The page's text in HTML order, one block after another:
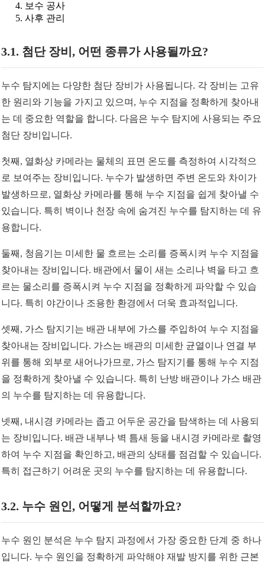
보수 공사
사후 관리
3.1. 첨단 장비, 어떤 종류가 사용될까요?
누수 탐지에는 다양한 첨단 장비가 사용됩니다. 각 장비는 고유
한 원리와 기능을 가지고 있으며, 누수 지점을 정확하게 찾아내
는 데 중요한 역할을 합니다. 다음은 누수 탐지에 사용되는 주요
첨단 장비입니다.
첫째, 열화상 카메라는 물체의 표면 온도를 측정하여 시각적으
로 보여주는 장비입니다. 누수가 발생하면 주변 온도와 차이가
발생하므로, 열화상 카메라를 통해 누수 지점을 쉽게 찾아낼 수
있습니다. 특히 벽이나 천장 속에 숨겨진 누수를 탐지하는 데 유
용합니다.
둘째, 청음기는 미세한 물 흐르는 소리를 증폭시켜 누수 지점을
찾아내는 장비입니다. 배관에서 물이 새는 소리나 벽을 타고 흐
르는 물소리를 증폭시켜 누수 지점을 정확하게 파악할 수 있습
니다. 특히 야간이나 조용한 환경에서 더욱 효과적입니다.
셋째, 가스 탐지기는 배관 내부에 가스를 주입하여 누수 지점을
찾아내는 장비입니다. 가스는 배관의 미세한 균열이나 연결 부
위를 통해 외부로 새어나가므로, 가스 탐지기를 통해 누수 지점
을 정확하게 찾아낼 수 있습니다. 특히 난방 배관이나 가스 배관
의 누수를 탐지하는 데 유용합니다.
넷째, 내시경 카메라는 좁고 어두운 공간을 탐색하는 데 사용되
는 장비입니다. 배관 내부나 벽 틈새 등을 내시경 카메라로 촬영
하여 누수 지점을 확인하고, 배관의 상태를 점검할 수 있습니다.
특히 접근하기 어려운 곳의 누수를 탐지하는 데 유용합니다.
3.2. 누수 원인, 어떻게 분석할까요?
누수 원인 분석은 누수 탐지 과정에서 가장 중요한 단계 중 하나
입니다. 누수 원인을 정확하게 파악해야 재발 방지를 위한 근본